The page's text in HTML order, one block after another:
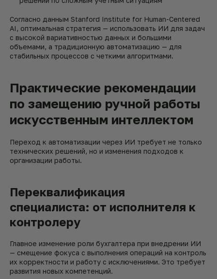
Согласно данным Stanford Institute for Human-Centered
AI, оптимальная стратегия — использовать ИИ для задач
с высокой вариативностью данных и большими
объемами, а традиционную автоматизацию — для
стабильных процессов с четкими алгоритмами.
Практические рекомендации
по замещению ручной работы
искусственным интеллектом
Переход к автоматизации через ИИ требует не только
технических решений, но и изменения подходов к
организации работы.
Переквалификация
специалиста: от исполнителя к
контролеру
Главное изменение роли бухгалтера при внедрении ИИ
— смещение фокуса с выполнения операций на контроль
их корректности и работу с исключениями. Это требует
развития новых компетенций.